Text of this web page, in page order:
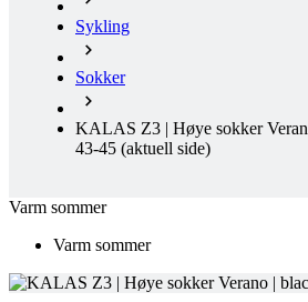
KALAS Z3 | Høye sokker
43-45
Varm sommer
Varm sommer
KALAS Z3 | HØYE SOKKER